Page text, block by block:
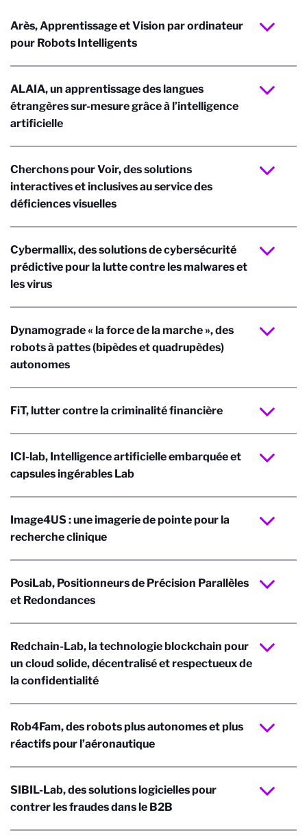
Arès, Apprentissage et Vision par ordinateur
pour Robots Intelligents
ALAIA, un apprentissage des langues
étrangères sur-mesure grâce à l’intelligence
artificielle
Cherchons pour Voir, des solutions
interactives et inclusives au service des
déficiences visuelles
Cybermallix, des solutions de cybersécurité
prédictive pour la lutte contre les malwares et
les virus
Dynamograde « la force de la marche », des
robots à pattes (bipèdes et quadrupèdes)
autonomes
FiT, lutter contre la criminalité financière
ICI-lab, Intelligence artificielle embarquée et
capsules ingérables Lab
Image4US : une imagerie de pointe pour la
recherche clinique
PosiLab, Positionneurs de Précision Parallèles
et Redondances
Redchain-Lab, la technologie blockchain pour
un cloud solide, décentralisé et respectueux de
la confidentialité
Rob4Fam, des robots plus autonomes et plus
réactifs pour l’aéronautique
SIBIL-Lab, des solutions logicielles pour
contrer les fraudes dans le B2B